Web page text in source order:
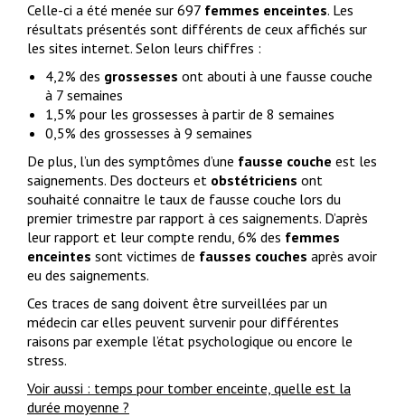
Celle-ci a été menée sur 697 femmes enceintes. Les
résultats présentés sont différents de ceux affichés sur
les sites internet. Selon leurs chiffres :
4,2% des grossesses ont abouti à une fausse couche
à 7 semaines
1,5% pour les grossesses à partir de 8 semaines
0,5% des grossesses à 9 semaines
De plus, l’un des symptômes d’une fausse couche est les
saignements. Des docteurs et obstétriciens ont
souhaité connaitre le taux de fausse couche lors du
premier trimestre par rapport à ces saignements. D’après
leur rapport et leur compte rendu, 6% des femmes
enceintes sont victimes de fausses couches après avoir
eu des saignements.
Ces traces de sang doivent être surveillées par un
médecin car elles peuvent survenir pour différentes
raisons par exemple l’état psychologique ou encore le
stress.
Voir aussi : temps pour tomber enceinte, quelle est la
durée moyenne ?